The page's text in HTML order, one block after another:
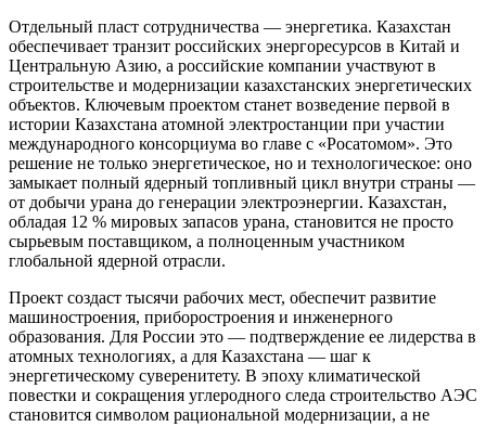
Отдельный пласт сотрудничества — энергетика. Казахстан
обеспечивает транзит российских энергоресурсов в Китай и
Центральную Азию, а российские компании участвуют в
строительстве и модернизации казахстанских энергетических
объектов. Ключевым проектом станет возведение первой в
истории Казахстана атомной электростанции при участии
международного консорциума во главе с «Росатомом». Это
решение не только энергетическое, но и технологическое: оно
замыкает полный ядерный топливный цикл внутри страны —
от добычи урана до генерации электроэнергии. Казахстан,
обладая 12 % мировых запасов урана, становится не просто
сырьевым поставщиком, а полноценным участником
глобальной ядерной отрасли.
Проект создаст тысячи рабочих мест, обеспечит развитие
машиностроения, приборостроения и инженерного
образования. Для России это — подтверждение ее лидерства в
атомных технологиях, а для Казахстана — шаг к
энергетическому суверенитету. В эпоху климатической
повестки и сокращения углеродного следа строительство АЭС
становится символом рациональной модернизации, а не